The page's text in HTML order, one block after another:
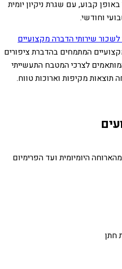
קבוע, עם שגרת ניקיון יומית
וחודשי.
שירותי הדברה מקצועיים
המתמחים בהדברת ציפורים
לצרכי המטבח התעשייתי
מקיפות וארוכות טווח.
היומיומית ועד הפרימיום
חתן